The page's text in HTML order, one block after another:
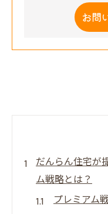
お問
だんらん住宅が
ム戦略とは？
プレミアム